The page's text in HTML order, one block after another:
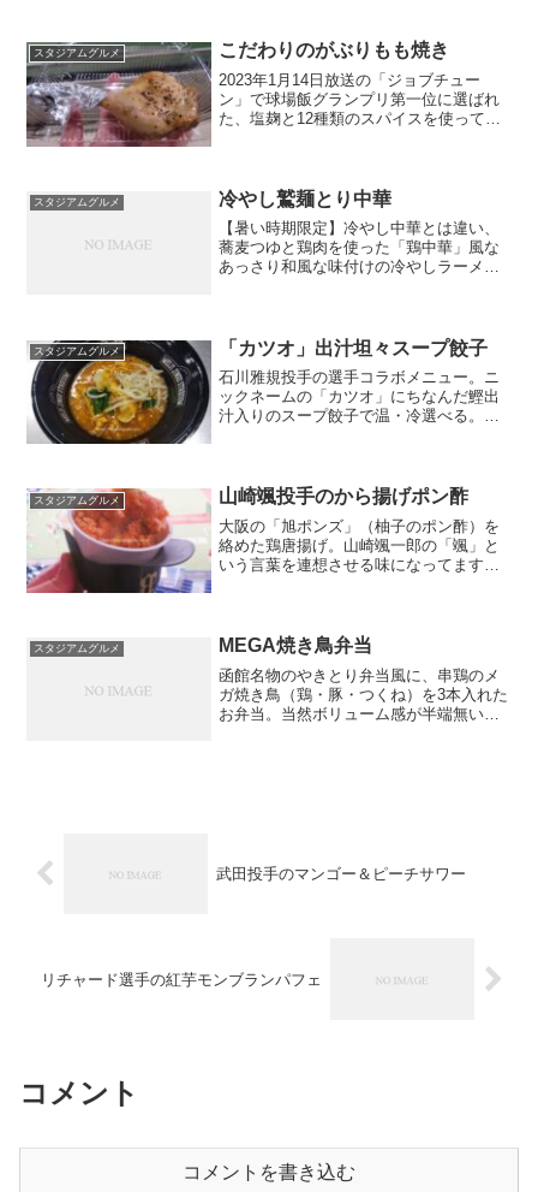
スタジアムグルメ こだわりのがぶりもも焼き
2023年1月14日放送の「ジョブチュー
ン」で球場飯グランプリ第一位に選ばれ
た、塩麹と12種類のスパイスを使ってい
外野センター側金...
スタジアムグルメ 冷やし鷲麺とり中華
【暑い時期限定】冷やし中華とは違い、
蕎麦つゆと鶏肉を使った「鶏中華」風な
あっさり和風な味付けの冷やしラーメ
スタジアムグルメ 「カツオ」出汁坦々スープ餃子
石川雅規投手の選手コラボメニュー。ニ
ックネームの「カツオ」にちなんだ鰹出
汁入りのスープ餃子で温・冷選べる。ち
付けには良いんですが飲...
スタジアムグルメ 山崎颯投手のから揚げポン酢
大阪の「旭ポンズ」（柚子のポン酢）を
絡めた鶏唐揚げ。山崎颯一郎の「颯」と
いう言葉を連想させる味になってます。
スタジアムグルメ MEGA焼き鳥弁当
函館名物のやきとり弁当風に、串鶏のメ
ガ焼き鳥（鶏・豚・つくね）を3本入れた
お弁当。当然ボリューム感が半端無い。
武田投手のマンゴー＆ピーチサワー
リチャード選手の紅芋モンブランパフェ
コメント
コメントを書き込む